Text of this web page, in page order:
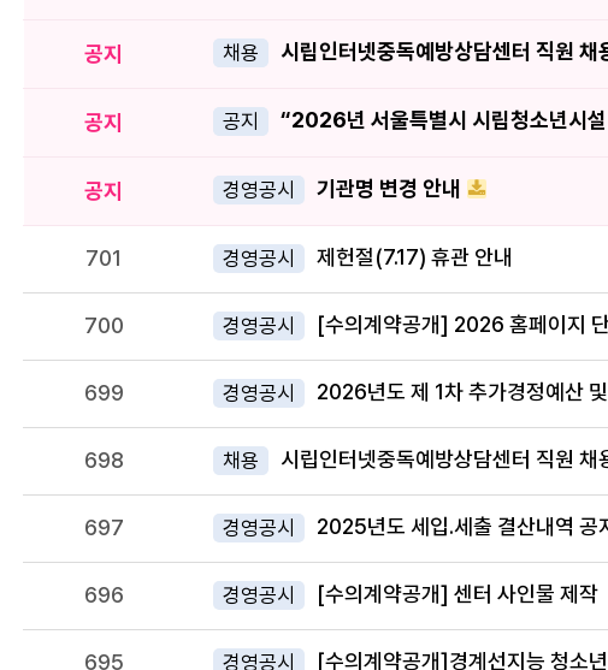
공지 채용 시립인터넷중독예방상담센터 직원 채
공지 공지
공지 경영공시 기관명 변경 안내
701 경영공시 제헌절(7.17) 휴관 안내
700 경영공시
699 경영공시 2026년도 제 1차 추가경정예산
698 채용 시립인터넷중독예방상담센터 직원 채
697 경영공시 2025년도 세입.세출 결산내역 공
696 경영공시 [수의계약공개] 센터 사인물 제작
695 경영공시 [수의계약공개]경계선지능 청소